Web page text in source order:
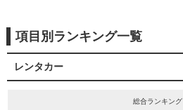
項目別ランキング一覧
レンタカー
総合ランキング